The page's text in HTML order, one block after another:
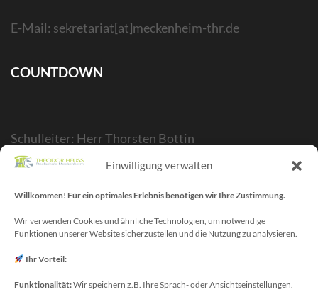
Einwilligung verwalten
Willkommen! Für ein optimales Erlebnis benötigen wir Ihre Zustimmung.
Wir verwenden Cookies und ähnliche Technologien, um notwendige
Funktionen unserer Website sicherzustellen und die Nutzung zu analysieren.
Ihr Vorteil:
Funktionalität:Wir speichern z.B. Ihre Sprach- oder Ansichtseinstellungen.
E-Mail: sekretariat[at]meckenheim-thr.de
COUNTDOWN
Schulleiter: Herr Thorsten Bottin
Stellvertr. Schulleiter: Herr Kelubia Ekoemeye
Webmaster/SV-Blog: Herr Maurice Gangl
E-Mail: webmaster[at]meckenheim-thr.de
MINT-Blog: Herr Christoph Köchling
E-Mail: koechling[at]meckenheim-thr.de